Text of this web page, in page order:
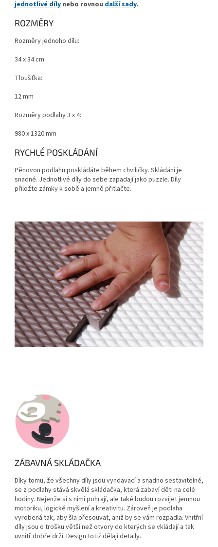
jednotlivé díly nebo rovnou další sady.
ROZMĚRY
Rozměry jednoho dílu:
34 x 34 cm
Tloušťka:
12 mm
Rozměry podlahy 3 x 4:
980 x 1320 mm
RYCHLÉ POSKLÁDÁNÍ
Pěnovou podlahu poskládáte během chviličky. Skládání je
snadné. Jednotlivé díly do sebe zapadají jako puzzle. Díly
přiložte zámky k sobě a jemně přitlačte.
ZÁBAVNÁ SKLÁDAČKA
Díky tomu, že všechny díly jsou vyndavací a snadno sestavitelné,
se z podlahy stává skvělá skládačka, která zabaví děti na celé
hodiny. Nejenže si s nimi pohrají, ale také budou rozvíjet jemnou
motoriku, logické myšlení a kreativitu. Zároveň je podlaha
vyrobená tak, aby šla přesouvat, aniž by se vám rozpadla. Vnitřní
díly jsou o trošku větší než otvory do kterých se vkládají a tak
uvnitř dobře drží. Design totiž dělají detaily.